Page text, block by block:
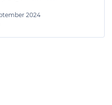
2024